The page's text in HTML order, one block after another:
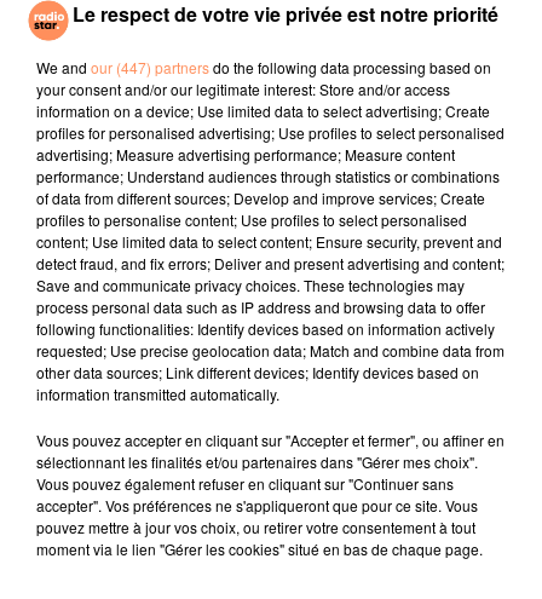
mars.
Ils ont écopé de deux amendes chacun : une pour
non-respect des règles du confinement (de 135 euros)
et l’autre pour avoir fait du feu dans un massif (de 135
euros également).
fil actus
4 juillet 2022
Radio Star Live avec Dadju
27 juin 2022
Marseille : une application pour mettre en
relation extras et...
Le cocholed pour jouer à la pétanque
jusqu'au bout de la nuit !
10 mai 2022
Toulon : des quais électrifiés pour 2023 !
Le respect de votre vie privée est notre priorité
We and our (447) partnersdo the following data processing based on
your consent and/or our legitimate interest: Store and/or access
information on a device; Use limited data to select advertising; Create
profiles for personalised advertising; Use profiles to select personalised
advertising; Measure advertising performance; Measure content
performance; Understand audiences through statistics or combinations
of data from different sources; Develop and improve services; Create
profiles to personalise content; Use profiles to select personalised
content; Use limited data to select content; Ensure security, prevent and
detect fraud, and fix errors; Deliver and present advertising and content;
Save and communicate privacy choices. These technologies may
process personal data such as IP address and browsing data to offer
following functionalities: Identify devices based on information actively
requested; Use precise geolocation data; Match and combine data from
other data sources; Link different devices; Identify devices based on
information transmitted automatically.
Vous pouvez accepter en cliquant sur "Accepter et fermer", ou affiner en
sélectionnant les finalités et/ou partenaires dans "Gérer mes choix".
Vous pouvez également refuser en cliquant sur "Continuer sans
accepter". Vos préférences ne s'appliqueront que pour ce site. Vous
pouvez mettre à jour vos choix, ou retirer votre consentement à tout
moment via le lien "Gérer les cookies" situé en bas de chaque page.